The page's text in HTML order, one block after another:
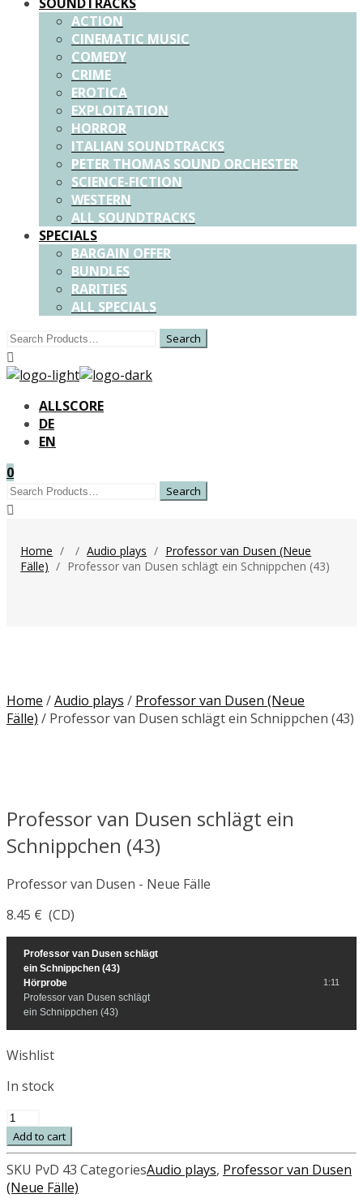
SOUNDTRACKS
ACTION
CINEMATIC MUSIC
COMEDY
CRIME
EROTICA
EXPLOITATION
HORROR
ITALIAN SOUNDTRACKS
PETER THOMAS SOUND ORCHESTER
SCIENCE-FICTION
WESTERN
ALL SOUNDTRACKS
SPECIALS
BARGAIN OFFER
BUNDLES
RARITIES
ALL SPECIALS
Search
for:
ALLSCORE
DE
EN
0
Search
for:
Home / / Audio plays / Professor van Dusen (Neue
Fälle) / Professor van Dusen schlägt ein Schnippchen (43)
Home /Audio plays / Professor van Dusen (Neue
Fälle) / Professor van Dusen schlägt ein Schnippchen (43)
Professor van Dusen schlägt ein
Schnippchen (43)
Professor van Dusen - Neue Fälle
8.45 € (CD)
Professor van Dusen schlägt
ein Schnippchen (43)
Hörprobe
Professor van Dusen schlägt
ein Schnippchen (43)
1:11
Wishlist
In stock
Professor
van
Dusen
schlägt
ein
Add to cart
SKU PvD 43 CategoriesAudio plays, Professor van Dusen
(Neue Fälle)